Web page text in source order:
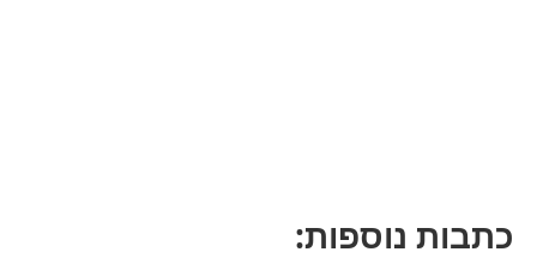
כתבות נוספות: